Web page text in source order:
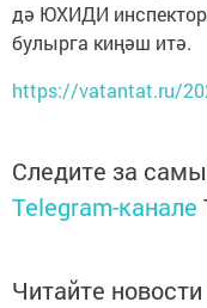
дә ЮХИДИ
булырга киңәш итә.
https://vatantat.ru/
Следите за
Telegram-канале
Читайте